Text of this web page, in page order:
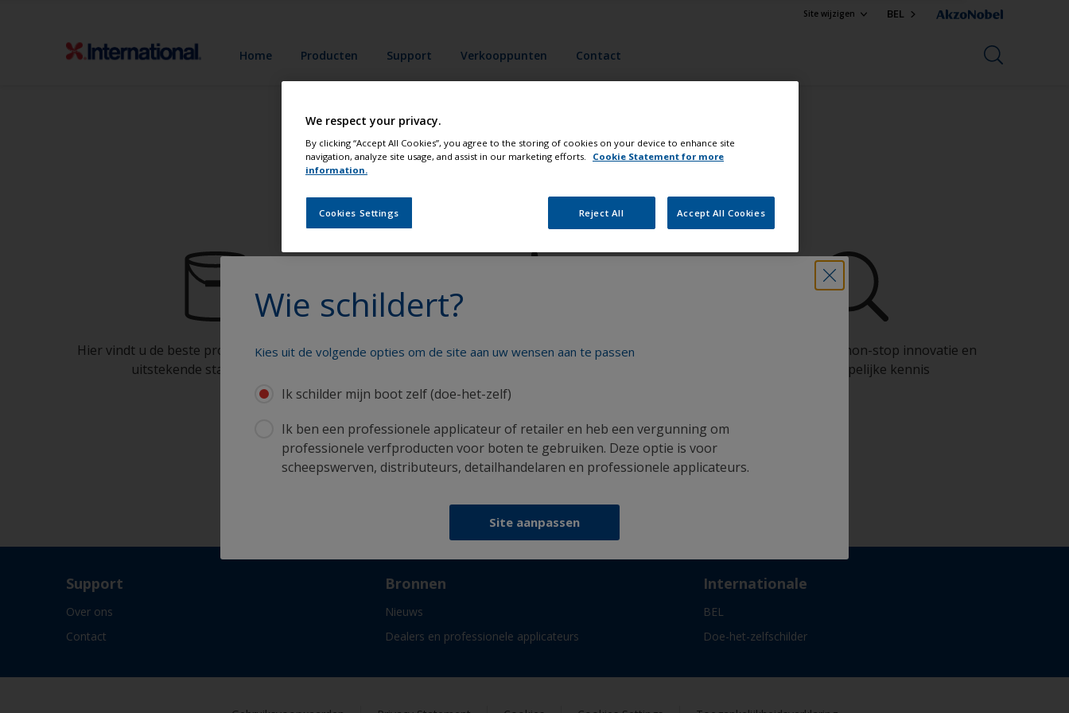
Site wijzigen BEL
Home Producten Support Verkooppunten Contact
Wie schildert?
Kies uit de volgende opties om de site aan uw wensen aan te passen
Ik schilder mijn boot zelf (doe-het-zelf)
Ik ben een professionele applicateur of retailer en heb een vergunning om
professionele verfproducten voor boten te gebruiken. Deze optie is voor
scheepswerven, distributeurs, detailhandelaren en professionele applicateurs.
Site aanpassen
Schilder uw boot als een echte professional
Hier vindt u de beste producten om uw boot in
uitstekende staat te houden
Krijg al het technische advies om vol vertrouwen
Profiteer van onze non-stop innovatie en
wetenschappelijke kennis
Support
Over ons
Contact
Bronnen
Nieuws
Dealers en professionele applicateurs
Internationale
BEL
Doe-het-zelfschilder
We respect your privacy.
By clicking “Accept All Cookies”, you agree to the storing of cookies on your device to enhance site
navigation, analyze site usage, and assist in our marketing efforts.
Cookie Statement for more
information.
Cookies Settings Reject All Accept All Cookies